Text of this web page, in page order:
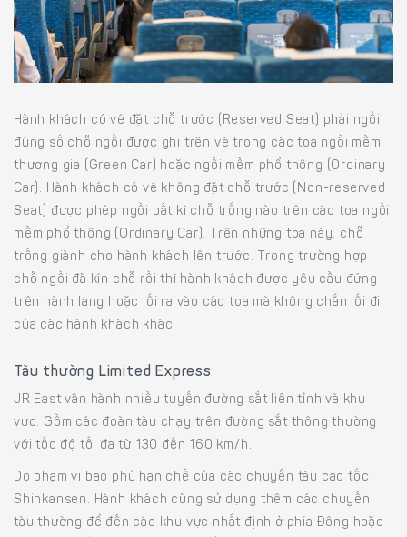
Hành khách có vé đặt chỗ trước (Reserved Seat) phải ngồi
đúng số chỗ ngồi được ghi trên vé trong các toa ngồi mềm
thương gia (Green Car) hoặc ngồi mềm phổ thông (Ordinary
Car). Hành khách có vé không đặt chỗ trước (Non-reserved
Seat) được phép ngồi bất kì chỗ trống nào trên các toa ngồi
mềm phổ thông (Ordinary Car). Trên những toa này, chỗ
trống giành cho hành khách lên trước. Trong trường hợp
chỗ ngồi đã kín chỗ rồi thì hành khách được yêu cầu đứng
trên hành lang hoặc lối ra vào các toa mà không chắn lối đi
của các hành khách khác.
Tàu thường Limited Express
JR East vận hành nhiều tuyến đường sắt liên tỉnh và khu
vực. Gồm các đoàn tàu chạy trên đường sắt thông thường
với tốc độ tối đa từ 130 đến 160 km/h.
Do phạm vi bao phủ hạn chế của các chuyến tàu cao tốc
Shinkansen. Hành khách cũng sử dụng thêm các chuyến
tàu thường để đến các khu vực nhất định ở phía Đông hoặc